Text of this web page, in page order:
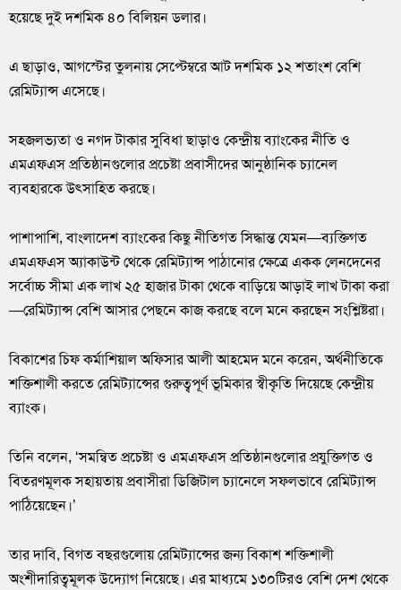
হয়েছে দুই দশমিক ৪০ বিলিয়ন ডলার।
এ ছাড়াও, আগস্টের তুলনায় সেপ্টেম্বরে আট দশমিক ১২ শতাংশ বেশি
রেমিট্যান্স এসেছে।
সহজলভ্যতা ও নগদ টাকার সুবিধা ছাড়াও কেন্দ্রীয় ব্যাংকের নীতি ও
এমএফএস প্রতিষ্ঠানগুলোর প্রচেষ্টা প্রবাসীদের আনুষ্ঠানিক চ্যানেল
ব্যবহারকে উৎসাহিত করছে।
পাশাপাশি, বাংলাদেশ ব্যাংকের কিছু নীতিগত সিদ্ধান্ত যেমন—ব্যক্তিগত
এমএফএস অ্যাকাউন্ট থেকে রেমিট্যান্স পাঠানোর ক্ষেত্রে একক লেনদেনের
সর্বোচ্চ সীমা এক লাখ ২৫ হাজার টাকা থেকে বাড়িয়ে আড়াই লাখ টাকা করা
—রেমিট্যান্স বেশি আসার পেছনে কাজ করছে বলে মনে করছেন সংশ্লিষ্টরা।
বিকাশের চিফ কর্মাশিয়াল অফিসার আলী আহমেদ মনে করেন, অর্থনীতিকে
শক্তিশালী করতে রেমিট্যান্সের গুরুত্বপূর্ণ ভূমিকার স্বীকৃতি দিয়েছে কেন্দ্রীয়
ব্যাংক।
তিনি বলেন, ‘সমন্বিত প্রচেষ্টা ও এমএফএস প্রতিষ্ঠানগুলোর প্রযুক্তিগত ও
বিতরণমূলক সহায়তায় প্রবাসীরা ডিজিটাল চ্যানেলে সফলভাবে রেমিট্যান্স
পাঠিয়েছেন।’
তার দাবি, বিগত বছরগুলোয় রেমিট্যান্সের জন্য বিকাশ শক্তিশালী
অংশীদারিত্বমূলক উদ্যোগ নিয়েছে। এর মাধ্যমে ১৩০টিরও বেশি দেশ থেকে